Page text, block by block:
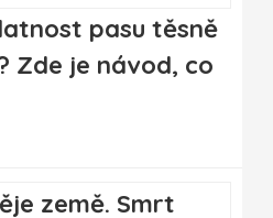
pasu těsně
Zde je návod, co